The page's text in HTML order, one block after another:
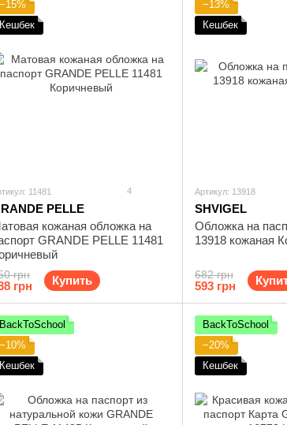
−15%
Кешбек
11481 4
PELLE
кожаная обложка на
GRANDE PELLE 11481
грн
грн Купить
−13%
Кешбек
Артикул: 13918
SHVIGEL
Обложка на
13918 кожаная
682 грн
593 грн
BackToSchool
−10%
Кешбек
BackToSchool
−20%
Кешбек